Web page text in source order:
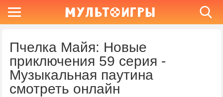
Пчелка Майя: Новые
приключения 59 серия -
Музыкальная паутина
смотреть онлайн